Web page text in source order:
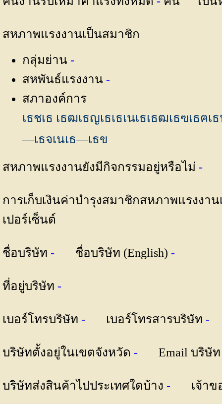
สหภาพแรงงานเป็นสมาชิก
กลุ่มย่าน -
สหพันธ์แรงงาน -
สภาองค์การ
เธชเธ เธฒเธญเธเธเนเธเธฒเธฃเธฅเธน
—เธจเนเธ—เธข
สหภาพแรงงานยังมีกิจกรรมอยู่หรือไม่ -
การเก็บเงินค่าบำรุงสมาชิกสหภาพแรงงา
เปอร์เซ็นต์
ชื่อบริษัท - ชื่อบริษัท (English) -
ที่อยู่บริษัท -
เบอร์โทรบริษัท - เบอร์โทรสารบริษัท
บริษัทตั้งอยู่ในเขตจังหวัด - Email บริษั
บริษัทส่งสินค้าไปประเทศใดบ้าง - เจ้า